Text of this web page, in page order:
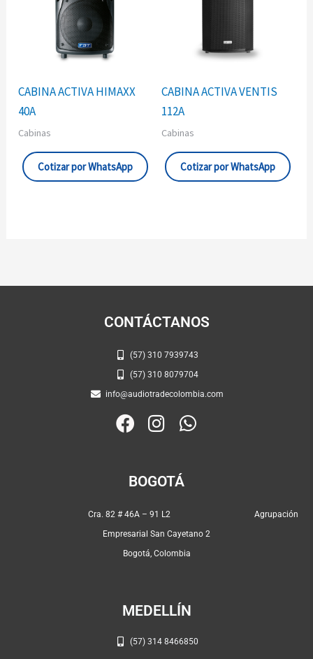
CABINA ACTIVA HIMAXX
40A
Cabinas
Cotizar por WhatsApp
CABINA ACTIVA VENTIS
112A
Cabinas
Cotizar por WhatsApp
CONTÁCTANOS
(57) 310 7939743
(57) 310 8079704
info@audiotradecolombia.com
F
e
o
o
k
I
t
g
r
a
W
p
p
BOGOTÁ
Cra. 82 # 46A – 91 L2 Agrupación
Empresarial San Cayetano 2
Bogotá, Colombia
MEDELLÍN
(57) 314 8466850